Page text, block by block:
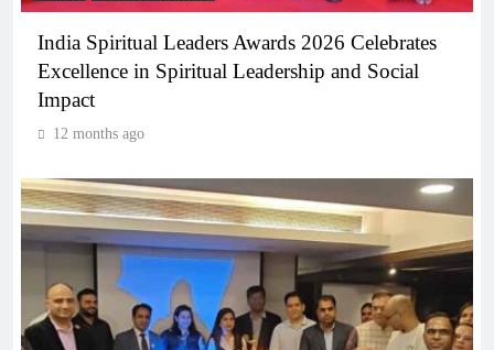
India Spiritual Leaders Awards 2026 Celebrates
Excellence in Spiritual Leadership and Social
Impact
12 months ago